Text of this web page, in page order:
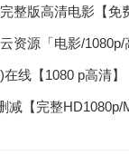
整版高清电影【免
资源「电影/
线【1080 p高清】
减【完整